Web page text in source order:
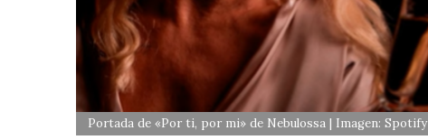
Portada de «Por ti, por mi» de Nebulossa | Imagen: Spotify